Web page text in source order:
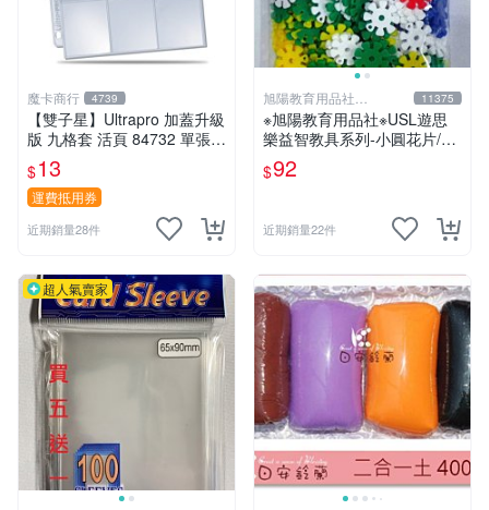
魔卡商行 4739
【雙子星】Ultrapro 加蓋升級
版 九格套 活頁 84732 單張寄
出 內頁 9格
$13
運費抵用券
近期銷量28件
旭陽教育用品社
20239298
11375
※旭陽教育用品社※USL遊思
樂益智教具系列-小圓花片/小
雪花片拼插積木(2.5cm,300
片裝)台灣製ST安全玩具
$92
近期銷量22件
超人氣賣家